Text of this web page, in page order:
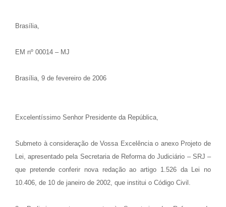
Brasília,
EM nº 00014 – MJ
Brasília, 9 de fevereiro de 2006
Excelentíssimo Senhor Presidente da República,
Submeto à consideração de Vossa Excelência o anexo Projeto de
Lei, apresentado pela Secretaria de Reforma do Judiciário – SRJ –
que pretende conferir nova redação ao artigo 1.526 da Lei no
10.406, de 10 de janeiro de 2002, que institui o Código Civil.